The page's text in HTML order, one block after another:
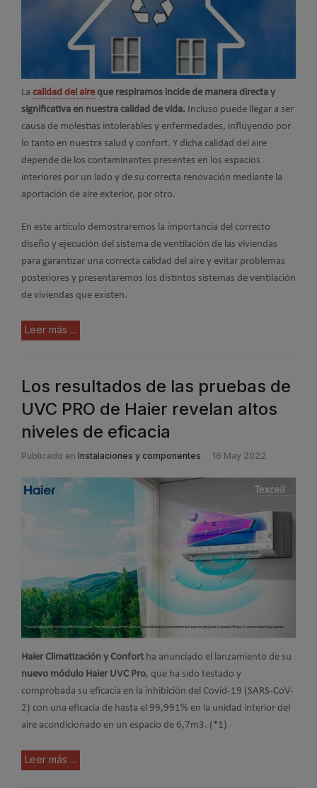
La calidad del aireque respiramos incide de manera directa y
significativa en nuestra calidad de vida. Incluso puede llegar a ser
causa de molestias intolerables y enfermedades, influyendo por
lo tanto en nuestra salud y confort. Y dicha calidad del aire
depende de los contaminantes presentes en los espacios
interiores por un lado y de su correcta renovación mediante la
aportación de aire exterior, por otro.
En este artículo demostraremos la importancia del correcto
diseño y ejecución del sistema de ventilación de las viviendas
para garantizar una correcta calidad del aire y evitar problemas
posteriores y presentaremos los distintos sistemas de ventilación
de viviendas que existen.
Leer más ...
Los resultados de las pruebas de
UVC PRO de Haier revelan altos
niveles de eficacia
Publicado en Instalaciones y componentes 16 May 2022
Haier Climatización y Confort ha anunciado el lanzamiento de su
nuevo módulo Haier UVC Pro, que ha sido testado y
comprobada su eficacia en la inhibición del Covid-19 (SARS-CoV-
2) con una eficacia de hasta el 99,991% en la unidad interior del
aire acondicionado en un espacio de 6,7m3. (*1)
Leer más ...